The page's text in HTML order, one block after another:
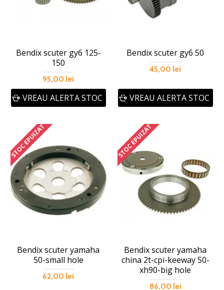
Bendix scuter gy6 125-
150
95,00 lei
VREAU ALERTA STOC
Bendix scuter gy6 50
45,00 lei
VREAU ALERTA STOC
STOC EPUIZAT
Bendix scuter yamaha
50-small hole
62,00 lei
STOC EPUIZAT
Bendix scuter yamaha
china 2t-cpi-keeway 50-
xh90-big hole
86,00 lei